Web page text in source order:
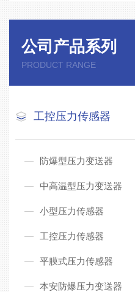
公司产品系列
PRODUCT RANGE
工控压力传感器
防爆型压力变送器
中高温型压力变送器
小型压力传感器
工控压力传感器
平膜式压力传感器
本安防爆压力变送器